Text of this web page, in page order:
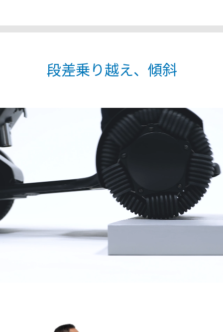
段差乗り越え、傾斜